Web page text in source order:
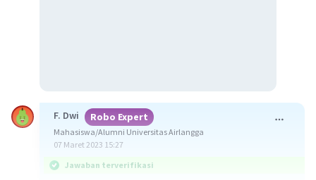
F. Dwi Robo Expert
Mahasiswa/Alumni Universitas Airlangga
07 Maret 2023 15:27
Jawaban terverifikasi